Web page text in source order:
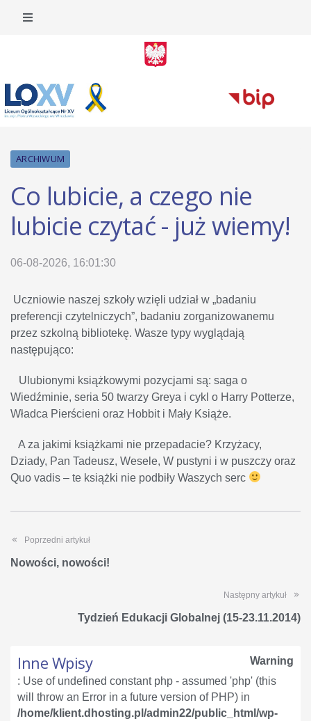
ARCHIWUM
Co lubicie, a czego nie
lubicie czytać - już wiemy!
06-08-2026, 16:01:30
Uczniowie naszej szkoły wzięli udział w „badaniu
preferencji czytelniczych”, badaniu zorganizowanemu
przez szkolną bibliotekę. Wasze typy wyglądają
następująco:
Ulubionymi książkowymi pozycjami są: saga o
Wiedźminie, seria 50 twarzy Greya i cykl o Harry Potterze,
Władca Pierścieni oraz Hobbit i Mały Książe.
A za jakimi książkami nie przepadacie? Krzyżacy,
Dziady, Pan Tadeusz, Wesele, W pustyni i w puszczy oraz
Quo vadis – te książki nie podbiły Waszych serc
Poprzedni artykuł
Nowości, nowości!
Następny artykuł
Tydzień Edukacji Globalnej (15-23.11.2014)
Inne Wpisy
Warning
: Use of undefined constant php - assumed 'php' (this
will throw an Error in a future version of PHP) in
/home/klient.dhosting.pl/admin22/public_html/wp-